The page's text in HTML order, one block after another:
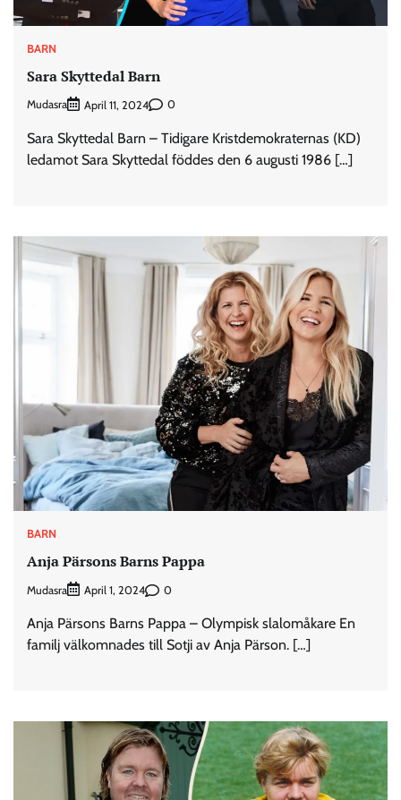
BARN
Sara Skyttedal Barn
Mudasra April 11, 2024 0
Sara Skyttedal Barn – Tidigare Kristdemokraternas (KD)
ledamot Sara Skyttedal föddes den 6 augusti 1986 […]
BARN
Anja Pärsons Barns Pappa
Mudasra April 1, 2024 0
Anja Pärsons Barns Pappa – Olympisk slalomåkare En
familj välkomnades till Sotji av Anja Pärson. […]